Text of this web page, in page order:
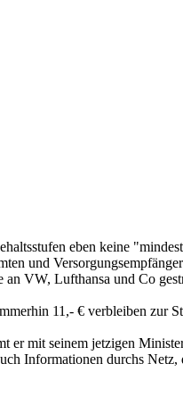
eben keine
und
VW, Lufthansa und Co
11,- € verbleiben zur
mit seinem jetzigen
Informationen durchs